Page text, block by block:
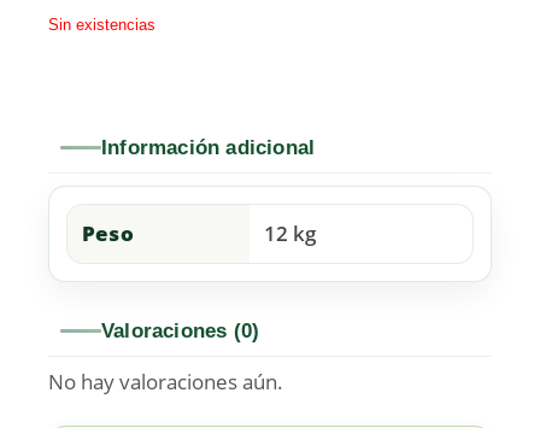
Sin existencias
Información adicional
Peso 12 kg
Valoraciones (0)
No hay valoraciones aún.